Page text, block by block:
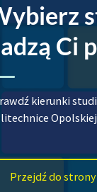
Ci
kierunki
Opolskiej
Przejdź do strony